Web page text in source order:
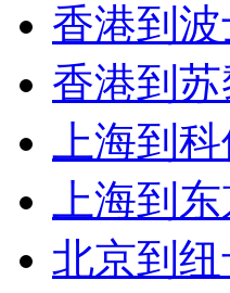
香港到
香港到
上海到
上海到
北京到